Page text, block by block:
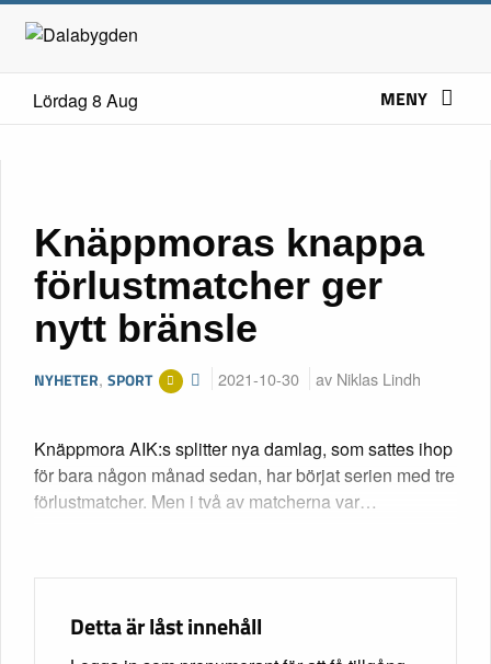
Lördag 8 Aug MENY
Knäppmoras knappa
förlustmatcher ger
nytt bränsle
NYHETER, SPORT 2021-10-30 av Niklas Lindh
Knäppmora AIK:s splitter nya damlag, som sattes ihop
för bara någon månad sedan, har börjat serien med tre
förlustmatcher. Men i två av matcherna var…
Detta är låst innehåll